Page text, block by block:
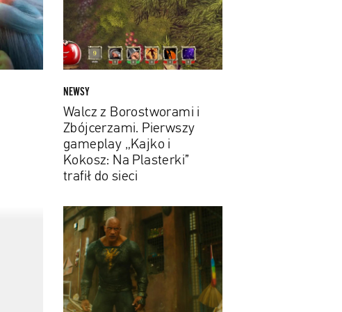
Zbójcerzami.
Pierwszy
gameplay
„Kajko
i
Kokosz:
Na
Plasterki”
trafił do
sieci
NEWSY
Walcz z Borostworami i
Zbójcerzami. Pierwszy
gameplay „Kajko i
Kokosz: Na Plasterki”
trafił do sieci
Dwayne
Johnson
zwiastunie
„Black
Adam”.